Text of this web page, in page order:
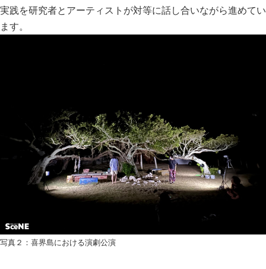
実践を研究者とアーティストが対等に話し合いながら進めてい
ます。
写真２：喜界島における演劇公演